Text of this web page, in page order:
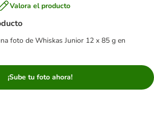
Valora el producto
foto de Whiskas Junior 12 x 85 g en
¡Sube tu foto ahora!